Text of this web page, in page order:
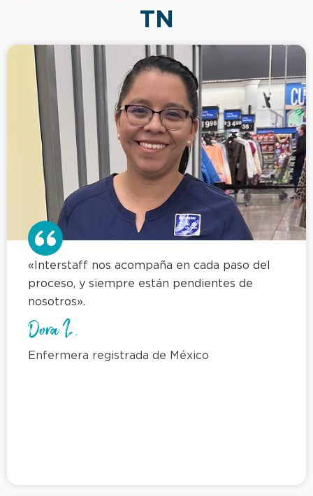
TN
«Interstaff nos acompaña en cada paso del
proceso, y siempre están pendientes de
nosotros».
Dora L.
Enfermera registrada de México